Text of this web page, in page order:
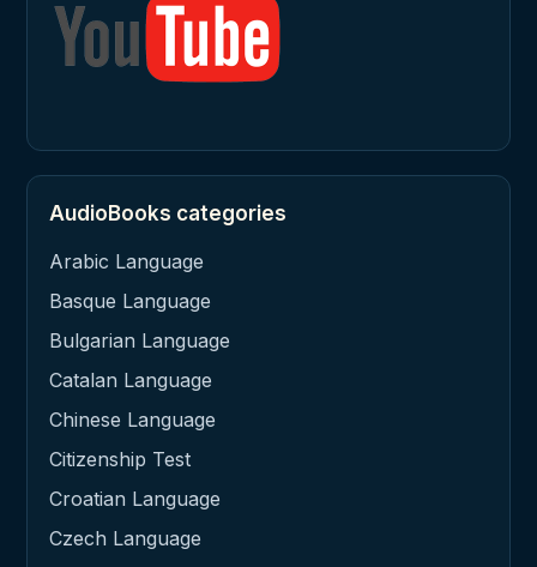
AudioBooks categories
Arabic Language
Basque Language
Bulgarian Language
Catalan Language
Chinese Language
Citizenship Test
Croatian Language
Czech Language